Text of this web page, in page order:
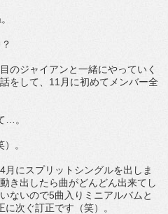
のジャイアンと一緒にやっていく
をして、11月に初めてメンバー全
…。
。
にスプリットシングルを出しま
き出したら曲がどんどん出来てし
ないので5曲入りミニアルバムと
次ぐ訂正です（笑）。